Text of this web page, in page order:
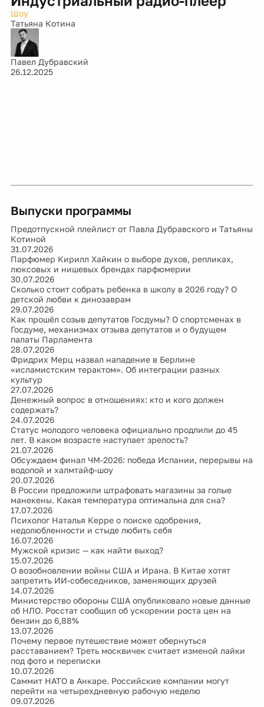
Шоу
Татьяна Котина
Павел Дубравский
26.12.2025
Выпуски программы
Предотпускной плейлист от Павла Дубравского и Татьяны
Котиной
31.07.2026
Парфюмер Кирилл Хайкин о выборе духов, репликах,
люксовых и нишевых брендах парфюмерии
30.07.2026
Сколько стоит собрать ребенка в школу в 2026 году? О
детской любви к динозаврам
29.07.2026
Как прошёл созыв депутатов Госдумы? О спортсменах в
Госдуме, механизмах отзыва депутатов и о будущем
палаты Парламента
28.07.2026
Фридрих Мерц назвал нападение в Берлине
«исламистским терактом». Об интеграции разных
культур
27.07.2026
Денежный вопрос в отношениях: кто и кого должен
содержать?
24.07.2026
Статус молодого человека официально продлили до 45
лет. В каком возрасте наступает зрелость?
21.07.2026
Обсуждаем финал ЧМ-2026: победа Испании, перерывы на
водопой и халмтайф-шоу
20.07.2026
В России предложили штрафовать магазины за голые
манекены. Какая температура оптимальна для сна?
17.07.2026
Психолог Наталья Керре о поиске одобрения,
недолюбленности и стыде любить себя
16.07.2026
Мужской кризис — как найти выход?
15.07.2026
О возобновлении войны США и Ирана. В Китае хотят
запретить ИИ-собеседников, заменяющих друзей
14.07.2026
Министерство обороны США опубликовало новые данные
об НЛО. Росстат сообщил об ускорении роста цен на
бензин до 6,88%
13.07.2026
Почему первое путешествие может обернуться
расставанием? Треть москвичек считает изменой лайки
под фото и переписки
10.07.2026
Саммит НАТО в Анкаре. Российские компании могут
перейти на четырехдневную рабочую неделю
09.07.2026